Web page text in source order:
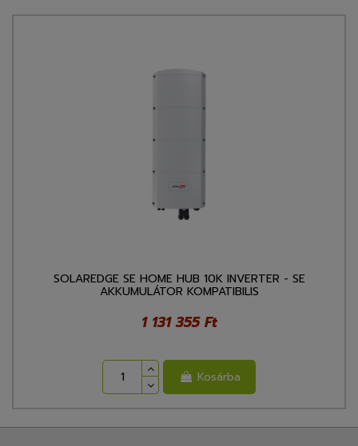
SOLAREDGE SE HOME HUB 10K INVERTER - SE
AKKUMULÁTOR KOMPATIBILIS
1 131 355 Ft
Kosárba